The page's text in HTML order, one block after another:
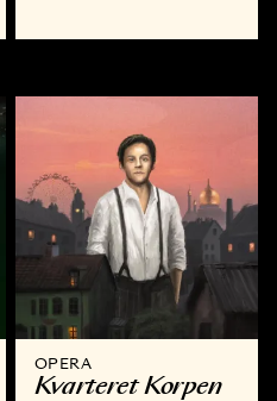
OPERA
Kvarteret Korpen